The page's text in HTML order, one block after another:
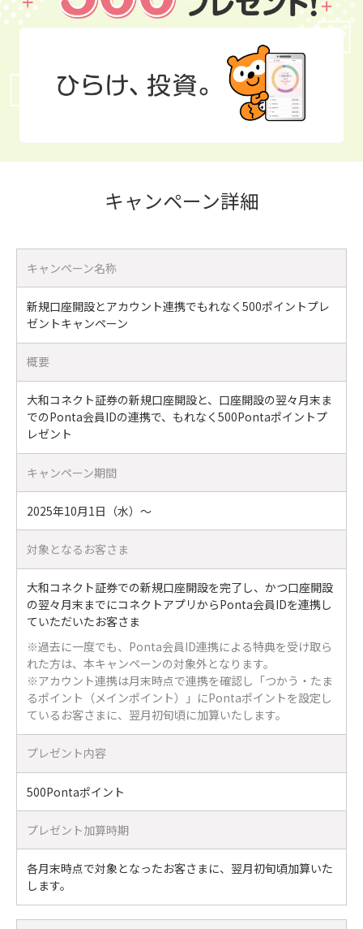
キャンペーン詳細
キャンペーン名称
新規口座開設とアカウント連携でもれなく500ポイントプレ
ゼントキャンペーン
概要
大和コネクト証券の新規口座開設と、口座開設の翌々月末ま
でのPonta会員IDの連携で、もれなく500Pontaポイントプ
レゼント
キャンペーン期間
2025年10月1日（水）～
対象となるお客さま
大和コネクト証券での新規口座開設を完了し、かつ口座開設
の翌々月末までにコネクトアプリからPonta会員IDを連携し
ていただいたお客さま
※過去に一度でも、Ponta会員ID連携による特典を受け取ら
れた方は、本キャンペーンの対象外となります。
※アカウント連携は月末時点で連携を確認し「つかう・たま
るポイント（メインポイント）」にPontaポイントを設定し
ているお客さまに、翌月初旬頃に加算いたします。
プレゼント内容
500Pontaポイント
プレゼント加算時期
各月末時点で対象となったお客さまに、翌月初旬頃加算いた
します。